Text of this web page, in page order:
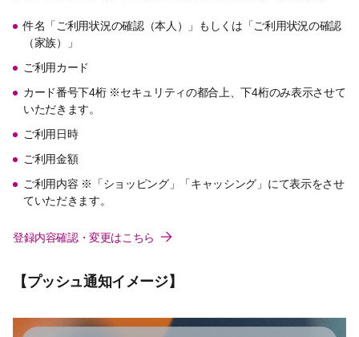
件名「ご利用状況の確認（本人）」もしくは「ご利用状況の確認
（家族）」
ご利用カード
カード番号下4桁 ※セキュリティの都合上、下4桁のみ表示させて
いただきます。
ご利用日時
ご利用金額
ご利用内容 ※「ショッピング」「キャッシング」にて表示をさせ
ていただきます。
登録内容確認・変更はこちら
【プッシュ通知イメージ】